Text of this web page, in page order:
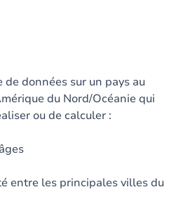
de données sur un pays au
du Nord/Océanie qui
ou de calculer :
entre les principales villes du